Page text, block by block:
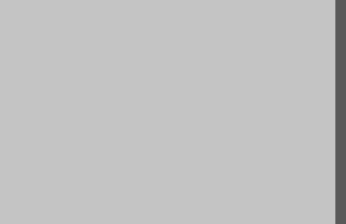
beoordeelde haar huid als
beoordeelde haar huid als